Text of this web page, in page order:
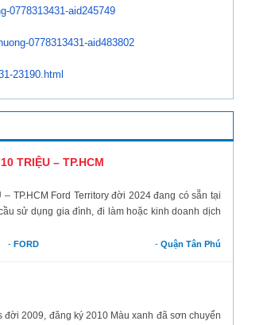
0778313431-aid245749
0778313431-aid483802
23190.html
TRIỆU – TP.HCM
TP.HCM Ford Territory đời 2024 đang có sẵn tại
sử dụng gia đình, đi làm hoặc kinh doanh dịch
- FORD - Quận Tân Phú
đời 2009, đăng ký 2010 Màu xanh đã sơn chuyển